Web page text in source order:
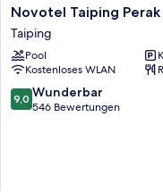
Novotel
Taiping
Perak
Taiping
Novotel Taiping Perak
Taiping
Pool
Kostenloses WLAN
9.0
von
9,0 Wunderbar
546 Bewertungen